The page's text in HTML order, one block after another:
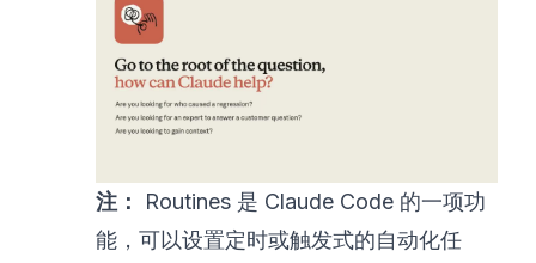
注：
Routines 是 Claude Code 的一项功
能，可以设置定时或触发式的自动化任